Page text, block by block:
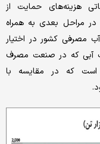
هزینه‌های حمایت از
مراحل بعدی به همراه
آمارها در حدود ۲درصد آب مصرفی کشور در اختیار
آبی که در صنعت مصرف
است که در مقایسه با